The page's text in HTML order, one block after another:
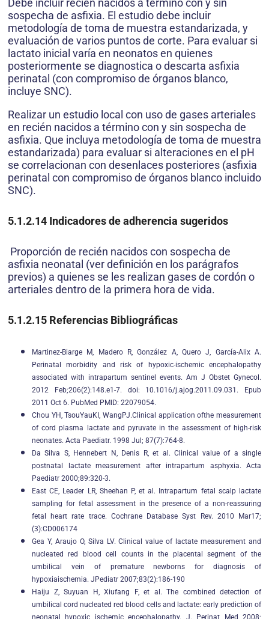
Debe incluir recién nacidos a término con y sin
sospecha de asfixia. El estudio debe incluir
metodología de toma de muestra estandarizada, y
evaluación de varios puntos de corte. Para evaluar si
lactato inicial varía en neonatos en quienes
posteriormente se diagnostica o descarta asfixia
perinatal (con compromiso de órganos blanco,
incluye SNC).
Realizar un estudio local con uso de gases arteriales
en recién nacidos a término con y sin sospecha de
asfixia. Que incluya metodología de toma de muestra
estandarizada) para evaluar si alteraciones en el pH
se correlacionan con desenlaces posteriores (asfixia
perinatal con compromiso de órganos blanco incluido
SNC).
5.1.2.14 Indicadores de adherencia sugeridos
Proporción de recién nacidos con sospecha de
asfixia neonatal (ver definición en los parágrafos
previos) a quienes se les realizan gases de cordón o
arteriales dentro de la primera hora de vida.
5.1.2.15 Referencias Bibliográficas
Martinez-Biarge M, Madero R, González A, Quero J, García-Alix A.
Perinatal morbidity and risk of hypoxic-ischemic encephalopathy
associated with intrapartum sentinel events. Am J Obstet Gynecol.
2012 Feb;206(2):148.e1-7. doi: 10.1016/j.ajog.2011.09.031. Epub
2011 Oct 6. PubMed PMID: 22079054.
Chou YH, TsouYauKI, WangPJ.Clinical application ofthe measurement
of cord plasma lactate and pyruvate in the assessment of high-risk
neonates. Acta Paediatr. 1998 Jul; 87(7):764-8.
Da Silva S, Hennebert N, Denis R, et al. Clinical value of a single
postnatal lactate measurement after intrapartum asphyxia. Acta
Paediatr 2000;89:320-3.
East CE, Leader LR, Sheehan P, et al. Intrapartum fetal scalp lactate
sampling for fetal assessment in the presence of a non-reassuring
fetal heart rate trace. Cochrane Database Syst Rev. 2010 Mar17;
(3):CD006174
Gea Y, Araujo O, Silva LV. Clinical value of lactate measurement and
nucleated red blood cell counts in the placental segment of the
umbilical vein of premature newborns for diagnosis of
hypoxiaischemia. JPediatr 2007;83(2):186-190
Haiju Z, Suyuan H, Xiufang F, et al. The combined detection of
umbilical cord nucleated red blood cells and lactate: early prediction of